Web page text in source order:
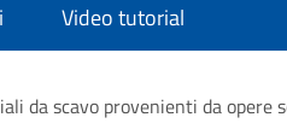
Video tutorial
da scavo provenienti da opere